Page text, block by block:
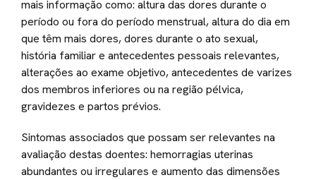
mais informação como: altura das dores durante o
período ou fora do período menstrual, altura do dia em
que têm mais dores, dores durante o ato sexual,
história familiar e antecedentes pessoais relevantes,
alterações ao exame objetivo, antecedentes de varizes
dos membros inferiores ou na região pélvica,
gravidezes e partos prévios.
Sintomas associados que possam ser relevantes na
avaliação destas doentes: hemorragias uterinas
abundantes ou irregulares e aumento das dimensões